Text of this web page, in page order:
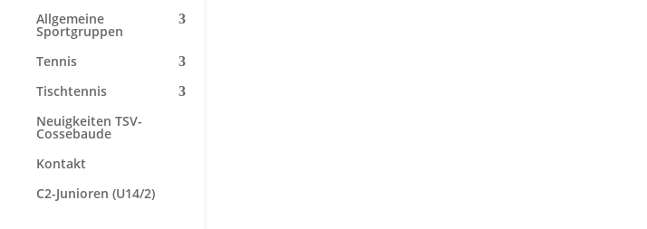
Allgemeine
Sportgruppen
Tennis
Tischtennis
Neuigkeiten TSV-
Cossebaude
Kontakt
C2-Junioren (U14/2)